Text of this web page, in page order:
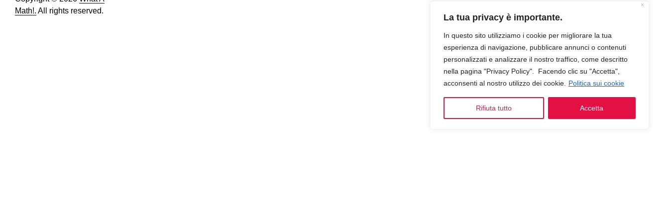
La tua privacy è importante.
In questo sito utilizziamo i cookie per migliorare la tua
esperienza di navigazione, pubblicare annunci o contenuti
personalizzati e analizzare il nostro traffico, come descritto
nella pagina "Privacy Policy". Facendo clic su "Accetta",
acconsenti al nostro utilizzo dei cookie.
Politica sui cookie
Rifiuta tutto Accetta
Math!. All rights reserved.